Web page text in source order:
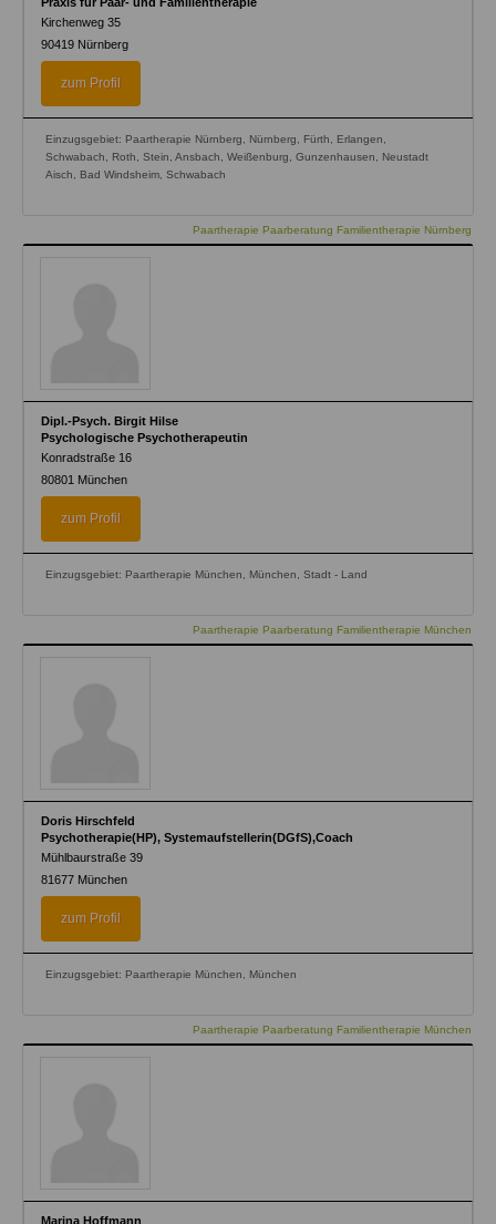
Kirchenweg 35
90419 Nürnberg
zum Profil
Einzugsgebiet: Paartherapie Nürnberg, Nürnberg, Fürth, Erlangen,
Schwabach, Roth, Stein, Ansbach, Weißenburg, Gunzenhausen, Neustadt
Aisch, Bad Windsheim, Schwabach
Paartherapie Paarberatung Familientherapie Nürnberg
Dipl.-Psych. Birgit Hilse
Psychologische Psychotherapeutin
Konradstraße 16
80801 München
zum Profil
Einzugsgebiet: Paartherapie München, München, Stadt - Land
Paartherapie Paarberatung Familientherapie München
Doris Hirschfeld
Psychotherapie(HP), Systemaufstellerin(DGfS),Coach
Mühlbaurstraße 39
81677 München
zum Profil
Einzugsgebiet: Paartherapie München, München
Paartherapie Paarberatung Familientherapie München
Marina Hoffmann